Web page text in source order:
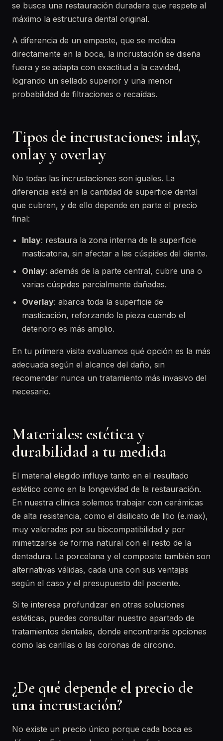
se busca una restauración duradera que respete al
máximo la estructura dental original.
A diferencia de un empaste, que se moldea
directamente en la boca, la incrustación se diseña
fuera y se adapta con exactitud a la cavidad,
logrando un sellado superior y una menor
probabilidad de filtraciones o recaídas.
Tipos de incrustaciones: inlay,
onlay y overlay
No todas las incrustaciones son iguales. La
diferencia está en la cantidad de superficie dental
que cubren, y de ello depende en parte el precio
final:
Inlay: restaura la zona interna de la superficie
masticatoria, sin afectar a las cúspides del diente.
Onlay: además de la parte central, cubre una o
varias cúspides parcialmente dañadas.
Overlay: abarca toda la superficie de
masticación, reforzando la pieza cuando el
deterioro es más amplio.
En tu primera visita evaluamos qué opción es la más
adecuada según el alcance del daño, sin
recomendar nunca un tratamiento más invasivo del
necesario.
Materiales: estética y
durabilidad a tu medida
El material elegido influye tanto en el resultado
estético como en la longevidad de la restauración.
En nuestra clínica solemos trabajar con cerámicas
de alta resistencia, como el disilicato de litio (e.max),
muy valoradas por su biocompatibilidad y por
mimetizarse de forma natural con el resto de la
dentadura. La porcelana y el composite también son
alternativas válidas, cada una con sus ventajas
según el caso y el presupuesto del paciente.
Si te interesa profundizar en otras soluciones
estéticas, puedes consultar nuestro apartado de
tratamientos dentales, donde encontrarás opciones
como las carillas o las coronas de circonio.
¿De qué depende el precio de
una incrustación?
No existe un precio único porque cada boca es